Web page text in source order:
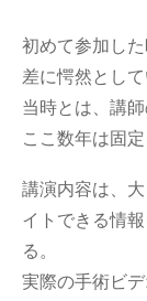
初めて参加し
差に愕然とし
当時とは、講
ここ数年は固
講演内容は、
イトできる情
る。
実際の手術ビ